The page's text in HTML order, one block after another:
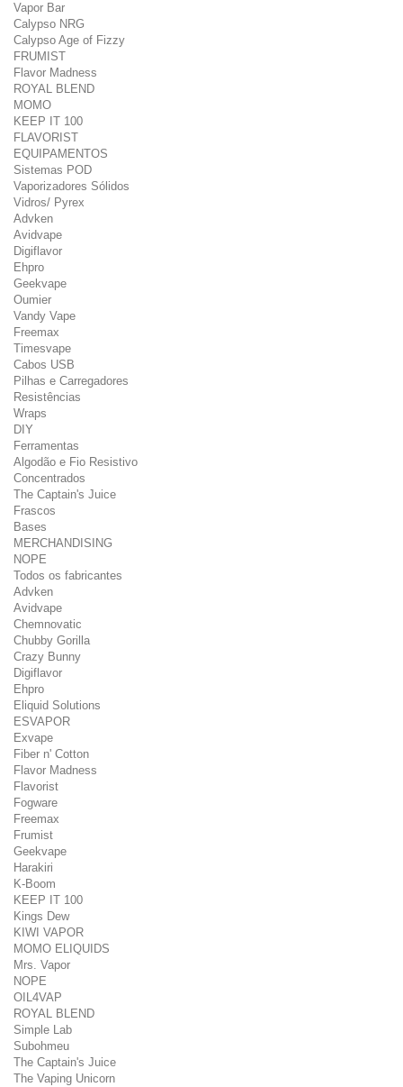
Vapor Bar
Calypso NRG
Calypso Age of Fizzy
FRUMIST
Flavor Madness
ROYAL BLEND
MOMO
KEEP IT 100
FLAVORIST
EQUIPAMENTOS
Sistemas POD
Vaporizadores Sólidos
Vidros/ Pyrex
Advken
Avidvape
Digiflavor
Ehpro
Geekvape
Oumier
Vandy Vape
Freemax
Timesvape
Cabos USB
Pilhas e Carregadores
Resistências
Wraps
DIY
Ferramentas
Algodão e Fio Resistivo
Concentrados
The Captain's Juice
Frascos
Bases
MERCHANDISING
NOPE
Todos os fabricantes
Advken
Avidvape
Chemnovatic
Chubby Gorilla
Crazy Bunny
Digiflavor
Ehpro
Eliquid Solutions
ESVAPOR
Exvape
Fiber n' Cotton
Flavor Madness
Flavorist
Fogware
Freemax
Frumist
Geekvape
Harakiri
K-Boom
KEEP IT 100
Kings Dew
KIWI VAPOR
MOMO ELIQUIDS
Mrs. Vapor
NOPE
OIL4VAP
ROYAL BLEND
Simple Lab
Subohmeu
The Captain's Juice
The Vaping Unicorn